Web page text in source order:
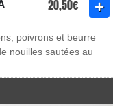
20,50€
poivrons et beurre
nouilles sautées au